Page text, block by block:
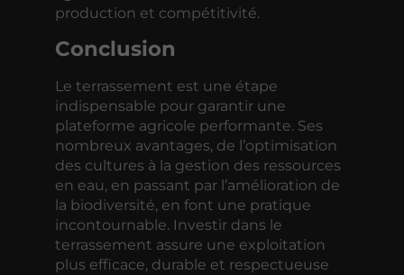
production et compétitivité.
Conclusion
Le terrassement est une étape
indispensable pour garantir une
plateforme agricole performante. Ses
nombreux avantages, de l’optimisation
des cultures à la gestion des ressources
en eau, en passant par l’amélioration de
la biodiversité, en font une pratique
incontournable. Investir dans le
terrassement assure une exploitation
plus efficace, durable et respectueuse